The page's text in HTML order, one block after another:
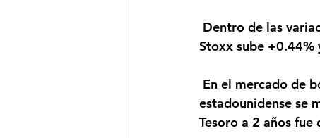
Stoxx sube +0.44%
estadounidense se
Tesoro a 2 años fue